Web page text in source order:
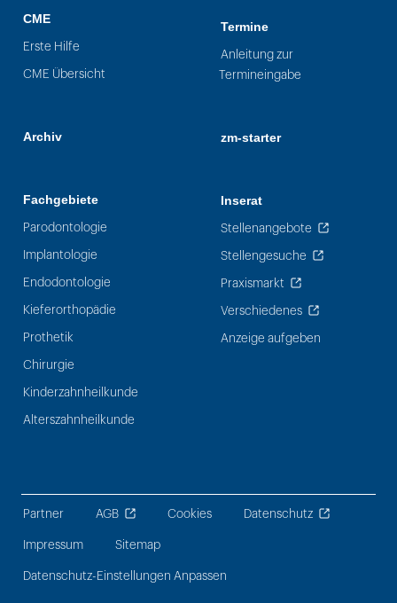
CME
Erste Hilfe
CME Übersicht
Archiv
Fachgebiete
Parodontologie
Implantologie
Endodontologie
Kieferorthopädie
Prothetik
Chirurgie
Kinderzahnheilkunde
Alterszahnheilkunde
Termine
Anleitung zur
Termineingabe
zm-starter
Inserat
Stellenangebote
Stellengesuche
Praxismarkt
Verschiedenes
Anzeige aufgeben
Partner AGB Cookies Datenschutz
Impressum Sitemap
Datenschutz-Einstellungen Anpassen